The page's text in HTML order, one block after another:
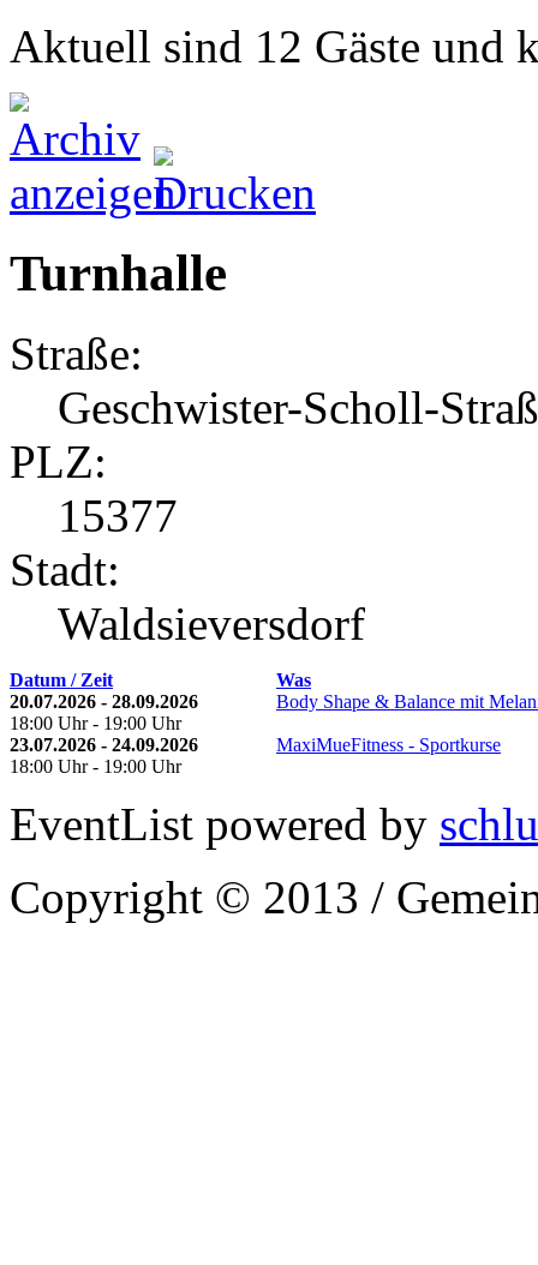
Aktuell sind 12 Gäste und
Turnhalle
Straße:
Geschwister-Scholl-
PLZ:
15377
Stadt:
Waldsieversdorf
Datum / Zeit
Was
20.07.2026 - 28.09.2026
18:00 Uhr - 19:00 Uhr
Body Shape & Balance mit
23.07.2026 - 24.09.2026
18:00 Uhr - 19:00 Uhr
MaxiMueFitness - Sportkurse
EventList powered by
Copyright © 2013 /